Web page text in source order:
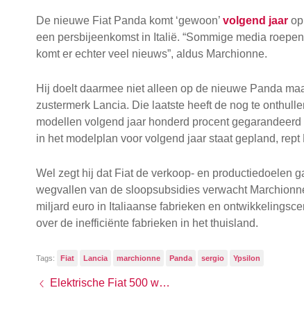
De nieuwe Fiat Panda komt ‘gewoon’ volgend jaar
een persbijeenkomst in Italië. “Sommige media
komt er echter veel nieuws”, aldus Marchionne.
Hij doelt daarmee niet alleen op de nieuwe Panda
zustermerk Lancia. Die laatste heeft de nog te
modellen volgend jaar honderd procent
in het modelplan voor volgend jaar staat gepland,
Wel zegt hij dat Fiat de verkoop- en productiedoelen
wegvallen van de sloopsubsidies verwacht
miljard euro in Italiaanse fabrieken en
over de inefficiënte fabrieken in het thuisland.
Tags: Fiat Lancia marchionne Panda sergio Ypsilon
Elektrische Fiat 500 weer stapje dichterbij